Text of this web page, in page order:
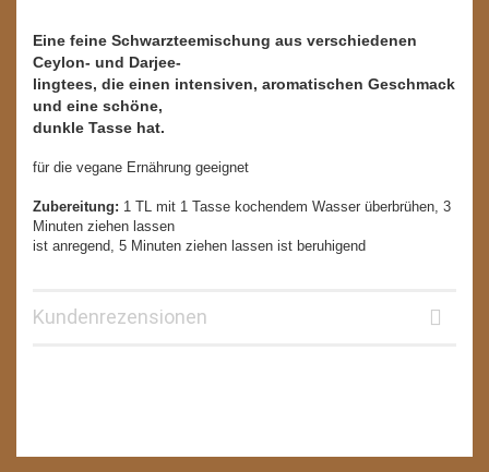
Eine feine Schwarzteemischung aus verschiedenen
Ceylon- und Darjee-
lingtees, die einen intensiven, aromatischen Geschmack
und eine schöne,
dunkle Tasse hat.
für die vegane Ernährung geeignet
Zubereitung: 1 TL mit 1 Tasse kochendem Wasser überbrühen, 3
Minuten ziehen lassen
ist anregend, 5 Minuten ziehen lassen ist beruhigend
Kundenrezensionen